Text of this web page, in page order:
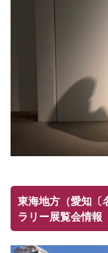
東海地方（愛知〔
ラリー展覧会情報